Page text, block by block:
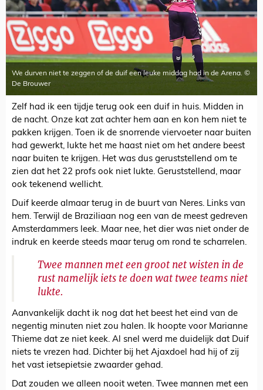
We durven niet te zeggen of de duif een leuke middag had in de Arena. ©
De Brouwer
Zelf had ik een tijdje terug ook een duif in huis. Midden in
de nacht. Onze kat zat achter hem aan en kon hem niet te
pakken krijgen. Toen ik de snorrende viervoeter naar buiten
had gewerkt, lukte het me haast niet om het andere beest
naar buiten te krijgen. Het was dus geruststellend om te
zien dat het 22 profs ook niet lukte. Geruststellend, maar
ook tekenend wellicht.
Duif keerde almaar terug in de buurt van Neres. Links van
hem. Terwijl de Braziliaan nog een van de meest gedreven
Amsterdammers leek. Maar nee, het dier was niet onder de
indruk en keerde steeds maar terug om rond te scharrelen.
Twee mannen met een groot net wisten in de
rust namelijk iets te doen wat twee teams niet
lukte.
Aanvankelijk dacht ik nog dat het beest het eind van de
negentig minuten niet zou halen. Ik hoopte voor Marianne
Thieme dat ze niet keek. Al snel werd me duidelijk dat Duif
niets te vrezen had. Dichter bij het Ajaxdoel had hij of zij
het vast ietsepietsie zwaarder gehad.
Dat zouden we alleen nooit weten. Twee mannen met een